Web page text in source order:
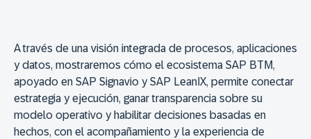
A través de una visión integrada de procesos, aplicaciones
y datos, mostraremos cómo el ecosistema SAP BTM,
apoyado en SAP Signavio y SAP LeanIX, permite conectar
estrategia y ejecución, ganar transparencia sobre su
modelo operativo y habilitar decisiones basadas en
hechos, con el acompañamiento y la experiencia de